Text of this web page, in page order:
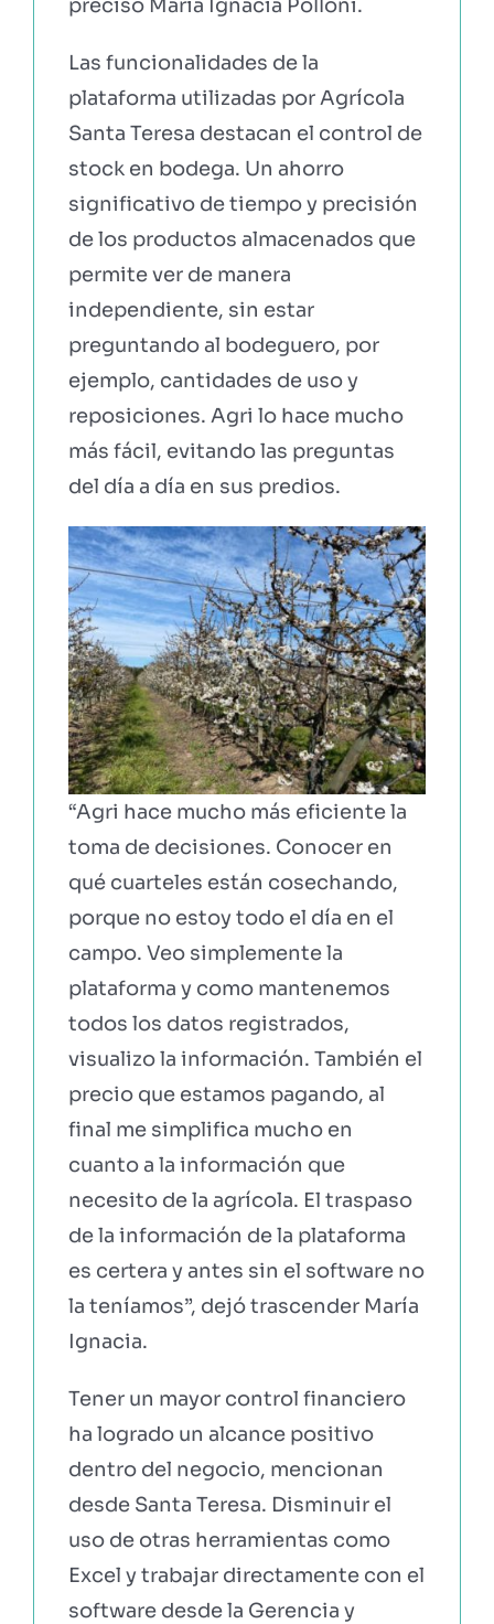
precisó María Ignacia Polloni.
Las funcionalidades de la
plataforma utilizadas por Agrícola
Santa Teresa destacan el control de
stock en bodega. Un ahorro
significativo de tiempo y precisión
de los productos almacenados que
permite ver de manera
independiente, sin estar
preguntando al bodeguero, por
ejemplo, cantidades de uso y
reposiciones. Agri lo hace mucho
más fácil, evitando las preguntas
del día a día en sus predios.
“Agri hace mucho más eficiente la
toma de decisiones. Conocer en
qué cuarteles están cosechando,
porque no estoy todo el día en el
campo. Veo simplemente la
plataforma y como mantenemos
todos los datos registrados,
visualizo la información. También el
precio que estamos pagando, al
final me simplifica mucho en
cuanto a la información que
necesito de la agrícola. El traspaso
de la información de la plataforma
es certera y antes sin el software no
la teníamos”, dejó trascender María
Ignacia.
Tener un mayor control financiero
ha logrado un alcance positivo
dentro del negocio, mencionan
desde Santa Teresa. Disminuir el
uso de otras herramientas como
Excel y trabajar directamente con el
software desde la Gerencia y